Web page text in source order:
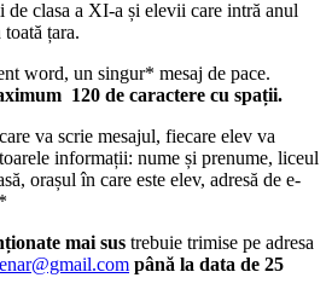
clasa a XI-a și elevii care intră anul
țara.
word, un singur* mesaj de pace.
120 de caractere cu spații.
va scrie mesajul, fiecare elev va
informații: nume și prenume, liceul
orașul în care este elev, adresă de e-
mai sus trebuie trimise pe adresa
până la data de 25